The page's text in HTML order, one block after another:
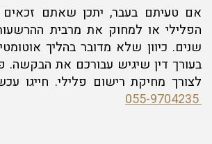
אם טעיתם בעבר, יתכן שאתם
שנים. כיוון שלא מדובר בהליך
בעורך דין שיגיש עבורכם את הבקשה.
לצורך מחיקת רישום פלילי. חייגו
055-9704235